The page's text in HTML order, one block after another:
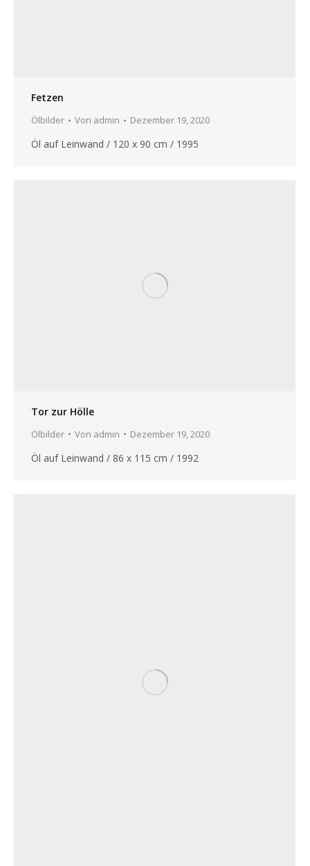
Fetzen
Ölbilder Von admin Dezember 19, 2020
Öl auf Leinwand / 120 x 90 cm / 1995
Tor zur Hölle
Ölbilder Von admin Dezember 19, 2020
Öl auf Leinwand / 86 x 115 cm / 1992